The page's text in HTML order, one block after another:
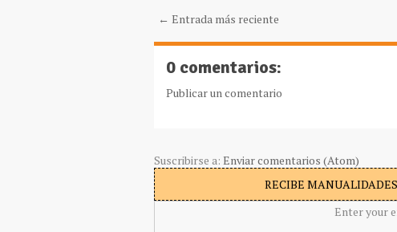
← Entrada más reciente
0 comentarios:
Publicar un comentario
Suscribirse a: Enviar comentarios (Atom)
RECIBE
Enter your